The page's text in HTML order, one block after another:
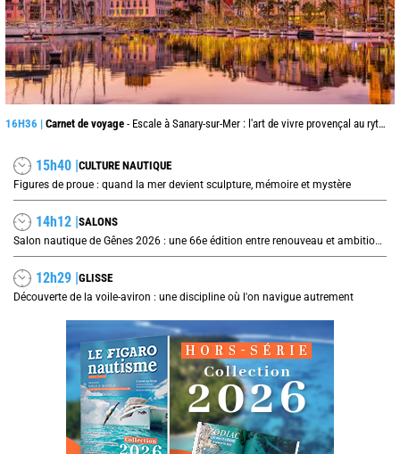
16H36 | Carnet de voyage - Escale à Sanary-sur-Mer : l'art de vivre provençal au rythme du port
15h40 |CULTURE NAUTIQUE
Figures de proue : quand la mer devient sculpture, mémoire et mystère
14h12 |SALONS
Salon nautique de Gênes 2026 : une 66e édition entre renouveau et ambitions internationales
12h29 |GLISSE
Découverte de la voile-aviron : une discipline où l'on navigue autrement